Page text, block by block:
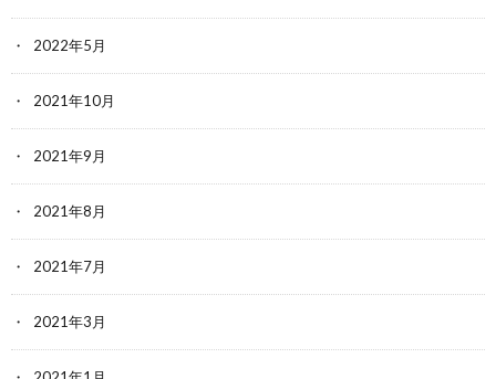
2022年5月
2021年10月
2021年9月
2021年8月
2021年7月
2021年3月